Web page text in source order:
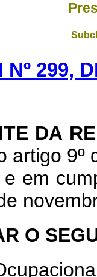
Nº 299,
DA
artigo
em
O